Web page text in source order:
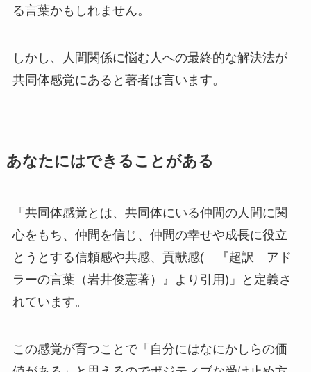
る言葉かもしれません。
しかし、人間関係に悩む人への最終的な解決法が
共同体感覚にあると著者は言います。
あなたにはできることがある
「共同体感覚とは、共同体にいる仲間の人間に関
心をもち、仲間を信じ、仲間の幸せや成長に役立
とうとする信頼感や共感、貢献感( 『超訳 アド
ラーの言葉（岩井俊憲著）』より引用)」と定義さ
れています。
この感覚が育つことで「自分にはなにかしらの価